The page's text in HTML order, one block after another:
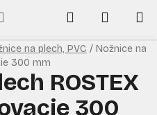
Hľadať
KOŠÍK
na plech, PVC / Nožnice na
300 mm
ROSTEX
300